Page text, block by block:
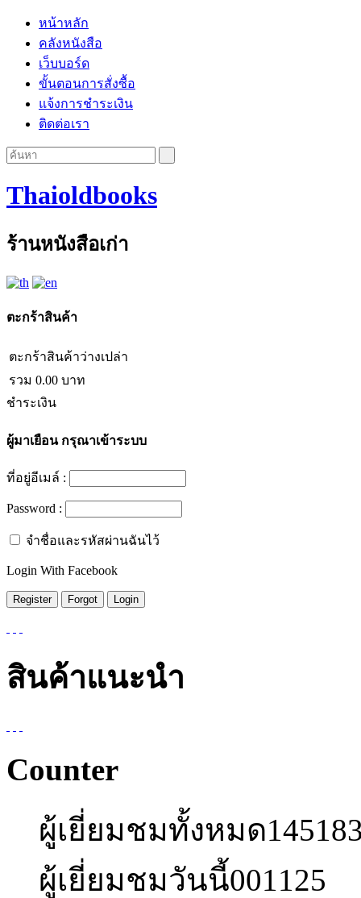
หน้าหลัก
คลังหนังสือ
เว็บบอร์ด
ขั้นตอนการสั่งซื้อ
แจ้งการชำระเงิน
ติดต่อเรา
Thaioldbooks
ร้านหนังสือเก่า
ตะกร้าสินค้า
ตะกร้าสินค้าว่างเปล่า
รวม 0.00 บาท
ชำระเงิน
ผู้มาเยือนกรุณาเข้าระบบ
ที่อยู่อีเมล์ :
Password :
จำชื่อและรหัสผ่านฉันไว้
Login With Facebook
สินค้าแนะนำ
Counter
ผู้เยี่ยมชมทั้งหมด
ผู้เยี่ยมชมวันนี้001125